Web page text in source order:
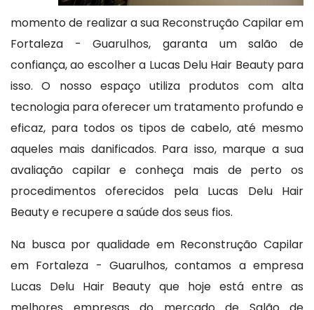
momento de realizar a sua Reconstrução Capilar em
Fortaleza - Guarulhos, garanta um salão de
confiança, ao escolher a Lucas Delu Hair Beauty para
isso. O nosso espaço utiliza produtos com alta
tecnologia para oferecer um tratamento profundo e
eficaz, para todos os tipos de cabelo, até mesmo
aqueles mais danificados. Para isso, marque a sua
avaliação capilar e conheça mais de perto os
procedimentos oferecidos pela Lucas Delu Hair
Beauty e recupere a saúde dos seus fios.
Na busca por qualidade em Reconstrução Capilar
em Fortaleza - Guarulhos, contamos a empresa
Lucas Delu Hair Beauty que hoje está entre as